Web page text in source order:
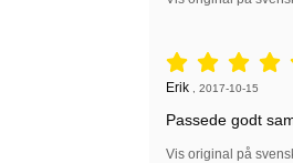
Anmeldelser: 5
Anmeldelser af:
Erik 2017-10-15
Passede godt
Vis original på